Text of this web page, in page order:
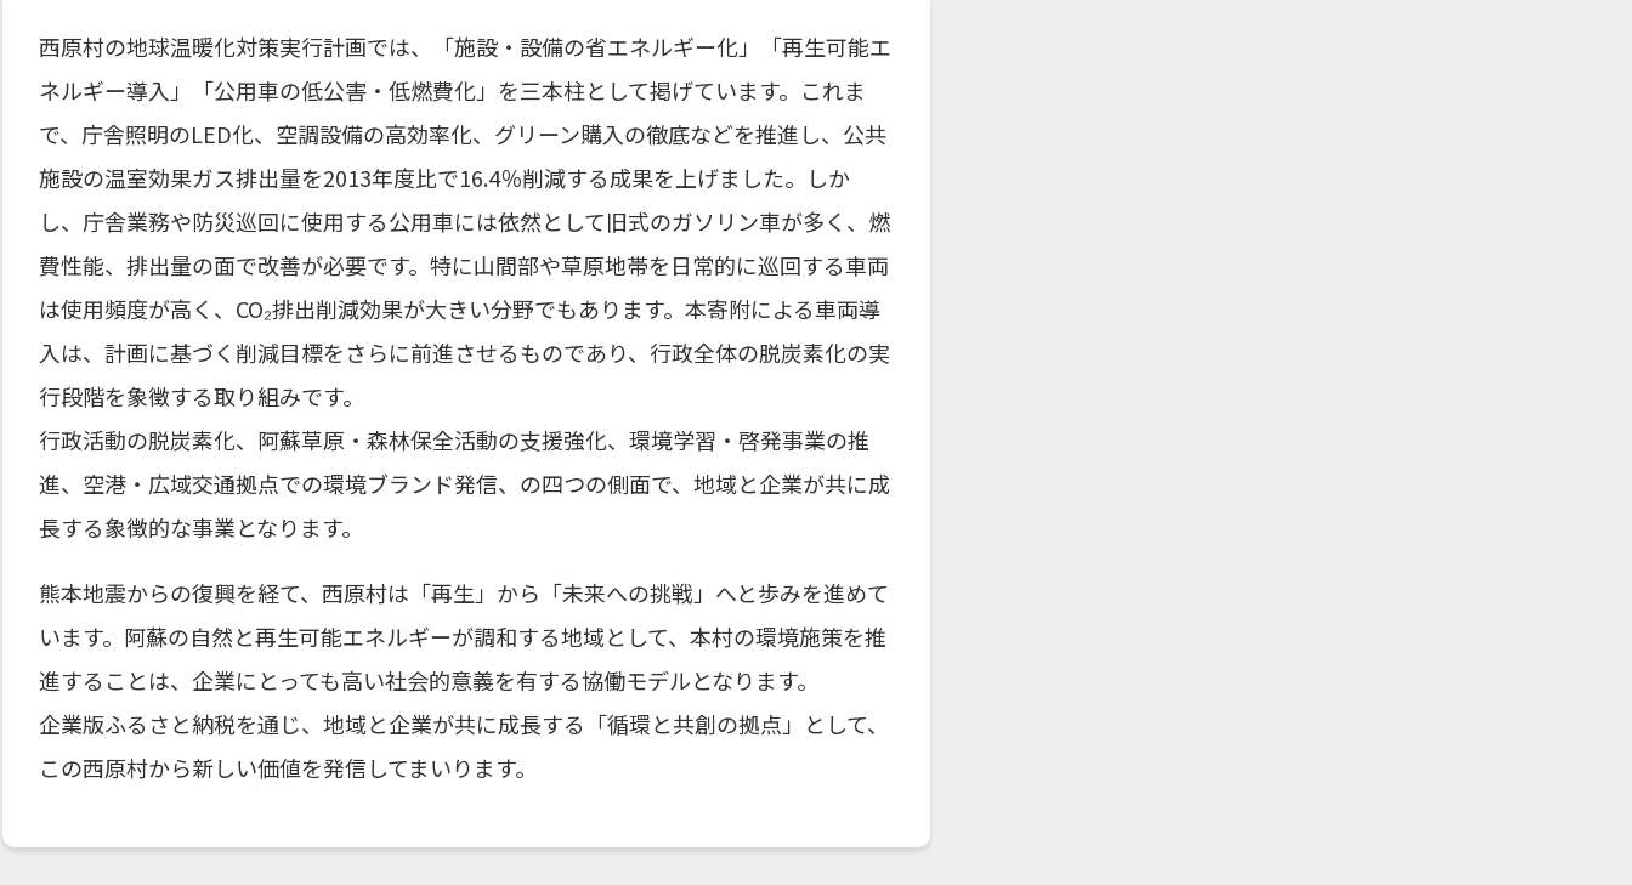
西原村の地球温暖化対策実行計画では、「施設・設備の省エネルギー化」「再生可能エ
ネルギー導入」「公用車の低公害・低燃費化」を三本柱として掲げています。これま
で、庁舎照明のLED化、空調設備の高効率化、グリーン購入の徹底などを推進し、公共
施設の温室効果ガス排出量を2013年度比で16.4％削減する成果を上げました。しか
し、庁舎業務や防災巡回に使用する公用車には依然として旧式のガソリン車が多く、燃
費性能、排出量の面で改善が必要です。特に山間部や草原地帯を日常的に巡回する車両
は使用頻度が高く、CO₂排出削減効果が大きい分野でもあります。本寄附による車両導
入は、計画に基づく削減目標をさらに前進させるものであり、行政全体の脱炭素化の実
行段階を象徴する取り組みです。
行政活動の脱炭素化、阿蘇草原・森林保全活動の支援強化、環境学習・啓発事業の推
進、空港・広域交通拠点での環境ブランド発信、の四つの側面で、地域と企業が共に成
長する象徴的な事業となります。
熊本地震からの復興を経て、西原村は「再生」から「未来への挑戦」へと歩みを進めて
います。阿蘇の自然と再生可能エネルギーが調和する地域として、本村の環境施策を推
進することは、企業にとっても高い社会的意義を有する協働モデルとなります。
企業版ふるさと納税を通じ、地域と企業が共に成長する「循環と共創の拠点」として、
この西原村から新しい価値を発信してまいります。